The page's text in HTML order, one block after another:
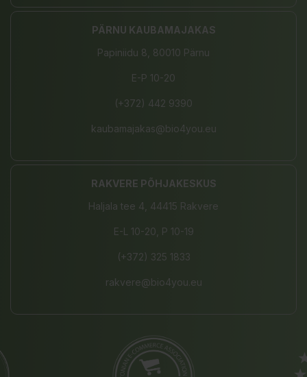
PÄRNU KAUBAMAJAKAS
Papiniidu 8, 80010 Pärnu
E-P 10-20
(+372) 442 9390
kaubamajakas@bio4you.eu
RAKVERE PÕHJAKESKUS
Haljala tee 4, 44415 Rakvere
E-L 10-20, P 10-19
(+372) 325 1833
rakvere@bio4you.eu